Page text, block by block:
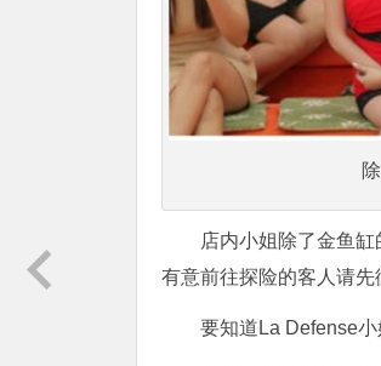
店内小姐除了金鱼
有意前往探险的客人请先
要知道La Defense